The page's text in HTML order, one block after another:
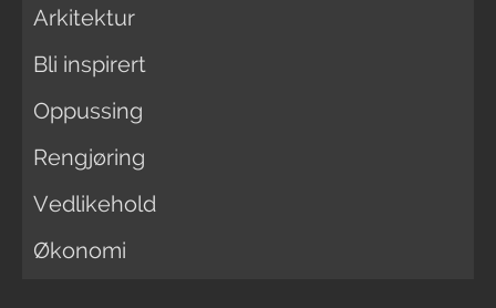
Arkitektur
Bli inspirert
Oppussing
Rengjøring
Vedlikehold
Økonomi